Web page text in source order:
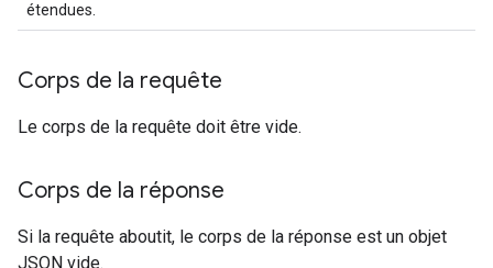
étendues.
Corps de la requête
Le corps de la requête doit être vide.
Corps de la réponse
Si la requête aboutit, le corps de la réponse est un objet
JSON vide.